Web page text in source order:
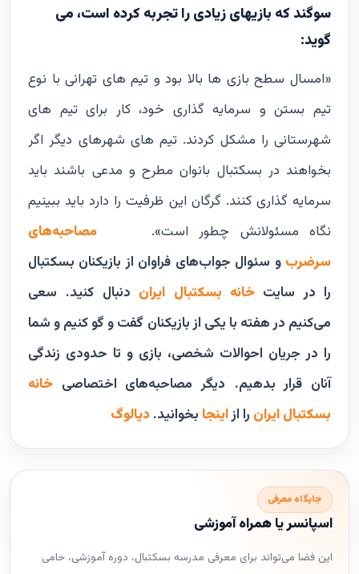
سوگند كه بازيهاى زيادى را تجربه كرده است، مى
گويد:
«امسال سطح بازى ها بالا بود و تيم هاى تهرانى با نوع
تيم بستن و سرمايه گذارى خود، كار براى تيم هاى
شهرستانى را مشكل كردند. تيم هاى شهرهاى ديگر اگر
بخواهند در بسكتبال بانوان مطرح و مدعى باشند بايد
سرمايه گذارى كنند. گرگان اين ظرفيت را دارد بايد ببينيم
نگاه مسئولانش چطور است». مصاحبه‌های
سرضرب و سئوال‌ جواب‌های فراوان از بازیکنان بسکتبال
را در سایتخانه بسکتبال ایران دنبال کنید. سعی
می‌کنیم در هفته با یکی از بازیکنان گفت و گو کنیم و شما
را در جریان احوالات شخصی، بازی و تا حدودی زندگی
آنان قرار بدهیم. دیگر مصاحبه‌های اختصاصی خانه
بسکتبال ایران را ازاینجا بخوانید.دیالوگ
جایگاه معرفی
اسپانسر یا همراه آموزشی
این فضا می‌تواند برای معرفی مدرسه بسکتبال، دوره آموزشی، حامی